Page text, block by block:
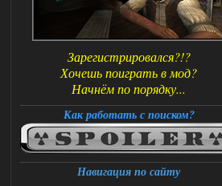
Зарегистрировался?!?
Хочешь поиграть в мод?
Начнём по порядку...
Как работать с поиском?
Навигация по сайту